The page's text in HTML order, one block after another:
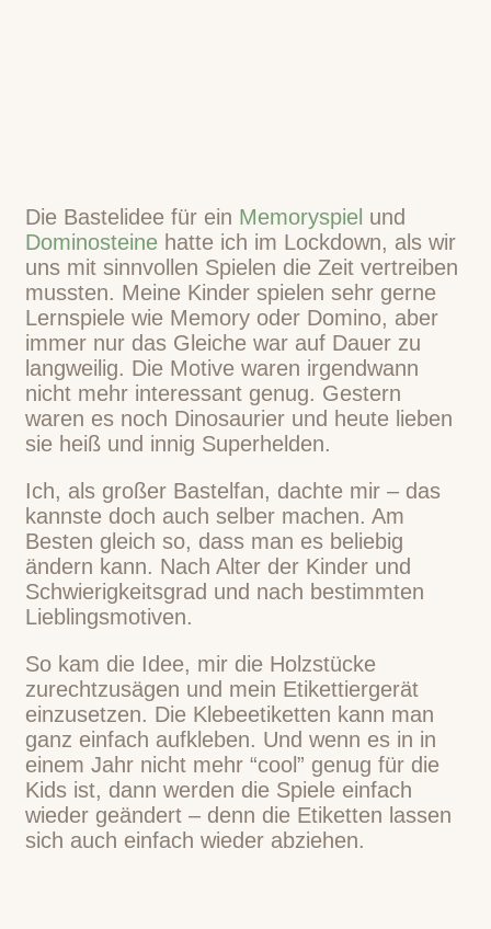
Die Bastelidee für ein Memoryspiel und
Dominosteine hatte ich im Lockdown, als wir
uns mit sinnvollen Spielen die Zeit vertreiben
mussten. Meine Kinder spielen sehr gerne
Lernspiele wie Memory oder Domino, aber
immer nur das Gleiche war auf Dauer zu
langweilig. Die Motive waren irgendwann
nicht mehr interessant genug. Gestern
waren es noch Dinosaurier und heute lieben
sie heiß und innig Superhelden.
Ich, als großer Bastelfan, dachte mir – das
kannste doch auch selber machen. Am
Besten gleich so, dass man es beliebig
ändern kann. Nach Alter der Kinder und
Schwierigkeitsgrad und nach bestimmten
Lieblingsmotiven.
So kam die Idee, mir die Holzstücke
zurechtzusägen und mein Etikettiergerät
einzusetzen. Die Klebeetiketten kann man
ganz einfach aufkleben. Und wenn es in in
einem Jahr nicht mehr “cool” genug für die
Kids ist, dann werden die Spiele einfach
wieder geändert – denn die Etiketten lassen
sich auch einfach wieder abziehen.